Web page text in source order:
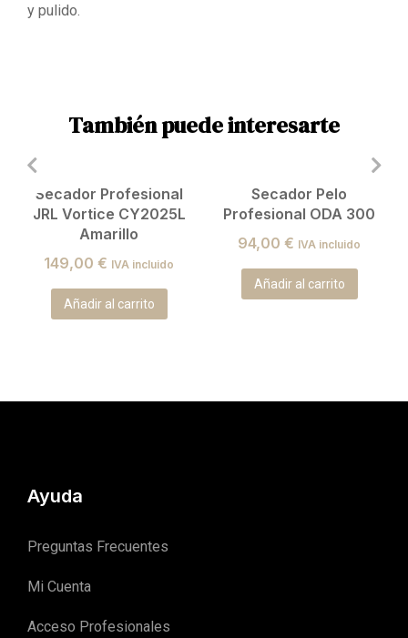
y pulido.
También puede interesarte
Secador Profesional
JRL Vortice CY2025L
Amarillo
149,00 € IVA incluido
Añadir al carrito
Secador Pelo
Profesional ODA 300
94,00 € IVA incluido
Añadir al carrito
Ayuda
Preguntas Frecuentes
Mi Cuenta
Acceso Profesionales